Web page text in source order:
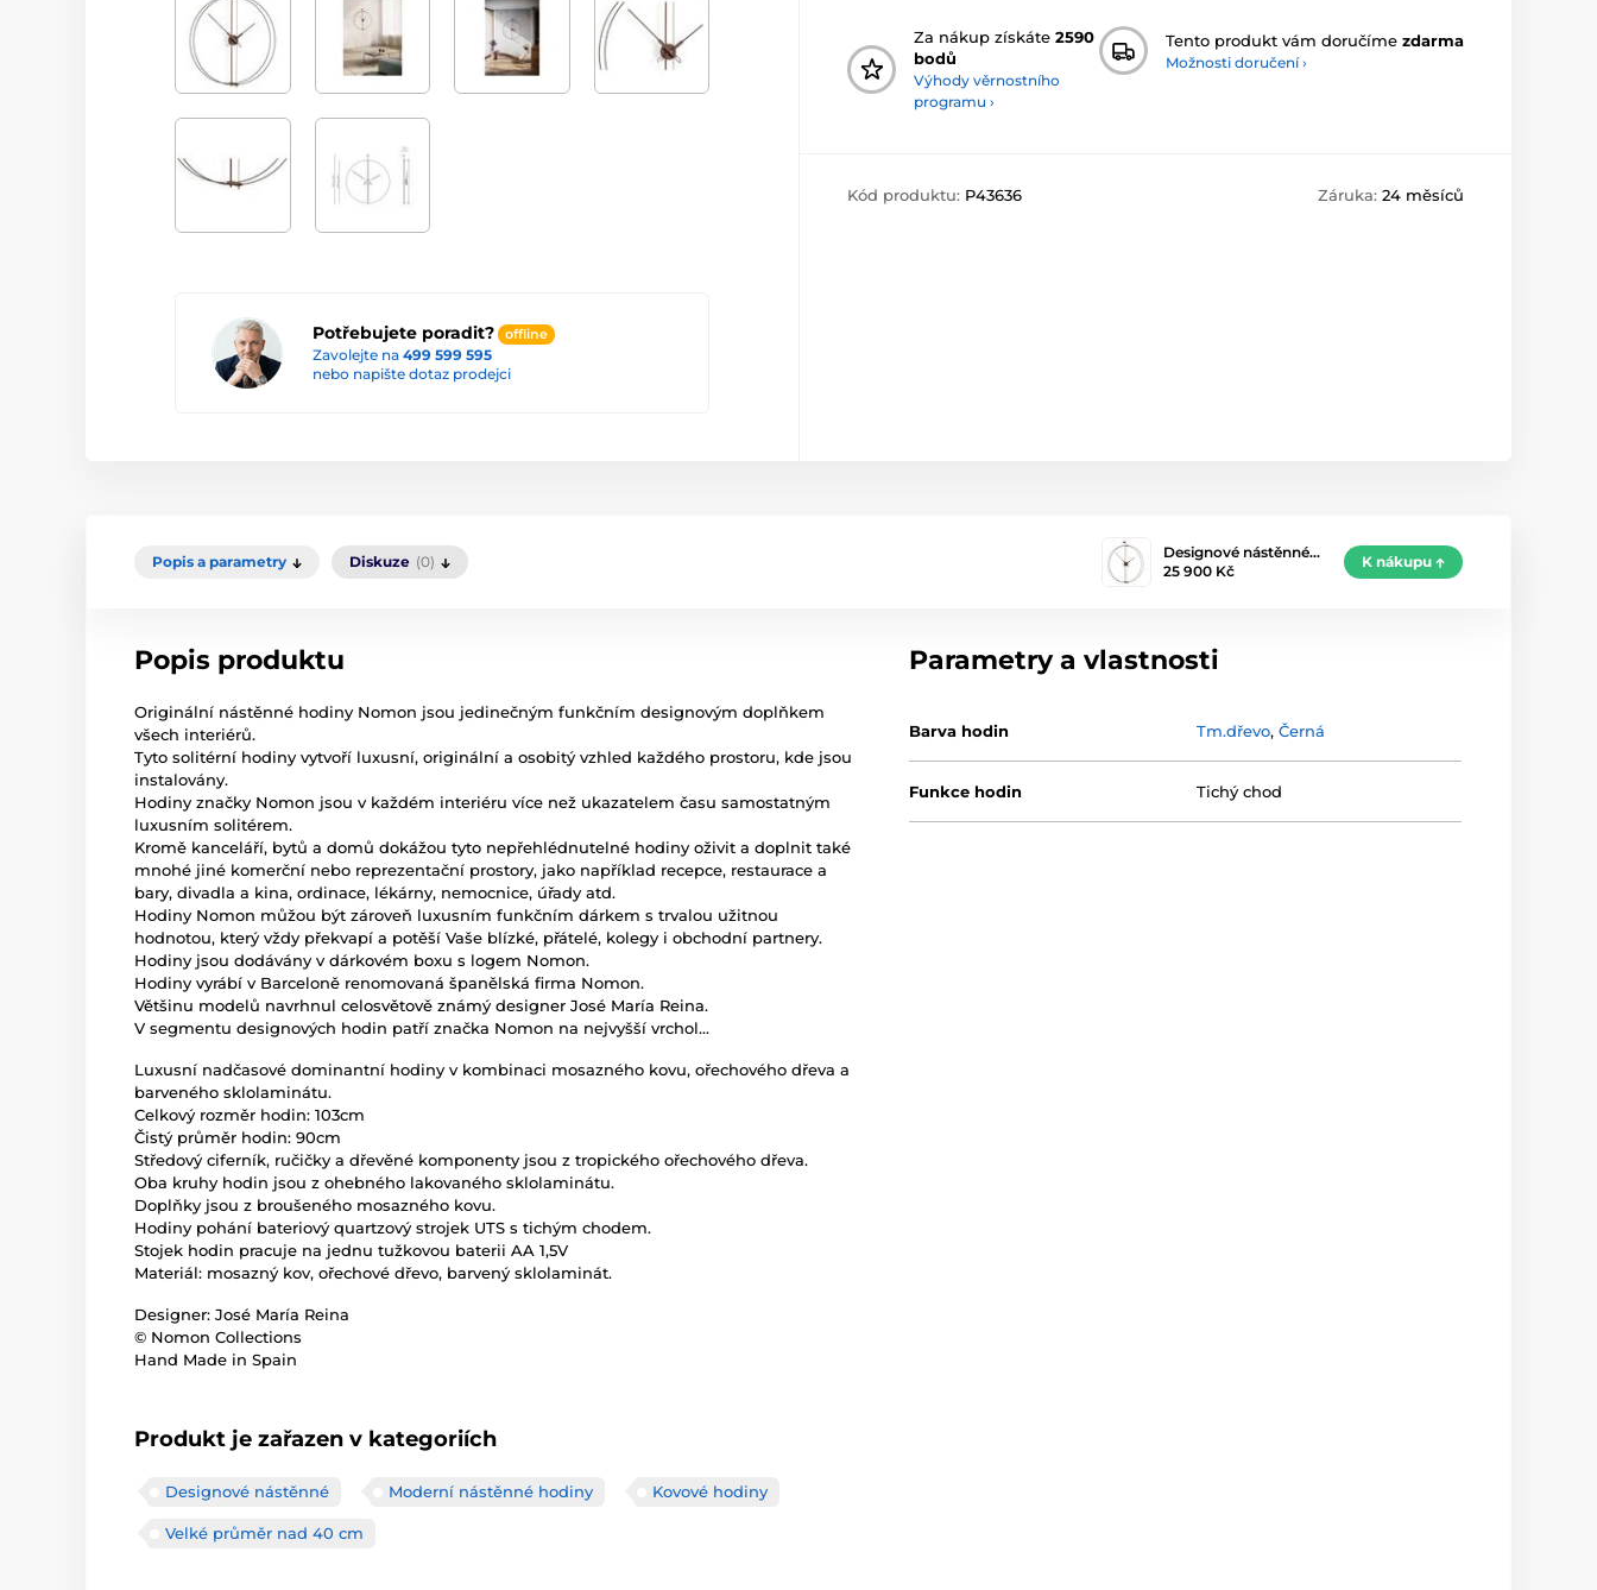
Potřebujete poradit? offline
Zavolejte na 499 599 595
nebo napište dotaz prodejci
Za nákup získáte 2590
bodů
Výhody věrnostního
programu ›
Tento produkt vám doručíme zdarma
Možnosti doručení ›
Kód produktu: P43636 Záruka: 24 měsíců
Popis a parametry Diskuze (0)
Designové nástěnné…
25 900 Kč
K nákupu
Popis produktu
Originální nástěnné hodiny Nomon jsou jedinečným funkčním designovým doplňkem
všech interiérů.
Tyto solitérní hodiny vytvoří luxusní, originální a osobitý vzhled každého prostoru, kde jsou
instalovány.
Hodiny značky Nomon jsou v každém interiéru více než ukazatelem času samostatným
luxusním solitérem.
Kromě kanceláří, bytů a domů dokážou tyto nepřehlédnutelné hodiny oživit a doplnit také
mnohé jiné komerční nebo reprezentační prostory, jako například recepce, restaurace a
bary, divadla a kina, ordinace, lékárny, nemocnice, úřady atd.
Hodiny Nomon můžou být zároveň luxusním funkčním dárkem s trvalou užitnou
hodnotou, který vždy překvapí a potěší Vaše blízké, přátelé, kolegy i obchodní partnery.
Hodiny jsou dodávány v dárkovém boxu s logem Nomon.
Hodiny vyrábí v Barceloně renomovaná španělská firma Nomon.
Většinu modelů navrhnul celosvětově známý designer José María Reina.
V segmentu designových hodin patří značka Nomon na nejvyšší vrchol...
Luxusní nadčasové dominantní hodiny v kombinaci mosazného kovu, ořechového dřeva a
barveného sklolaminátu.
Celkový rozměr hodin: 103cm
Čistý průměr hodin: 90cm
Středový ciferník, ručičky a dřevěné komponenty jsou z tropického ořechového dřeva.
Oba kruhy hodin jsou z ohebného lakovaného sklolaminátu.
Doplňky jsou z broušeného mosazného kovu.
Hodiny pohání bateriový quartzový strojek UTS s tichým chodem.
Stojek hodin pracuje na jednu tužkovou baterii AA 1,5V
Materiál: mosazný kov, ořechové dřevo, barvený sklolaminát.
Designer: José María Reina
© Nomon Collections
Hand Made in Spain
Produkt je zařazen v kategoriích
Designové nástěnné Moderní nástěnné hodiny Kovové hodiny
Velké průměr nad 40 cm
Parametry a vlastnosti
Barva hodin Tm.dřevo,Černá
Funkce hodin Tichý chod